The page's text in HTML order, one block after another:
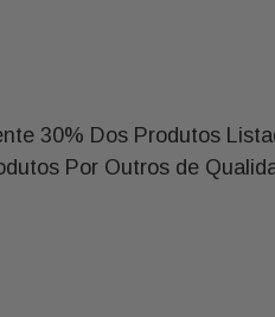
30% Dos Produtos
Por Outros de